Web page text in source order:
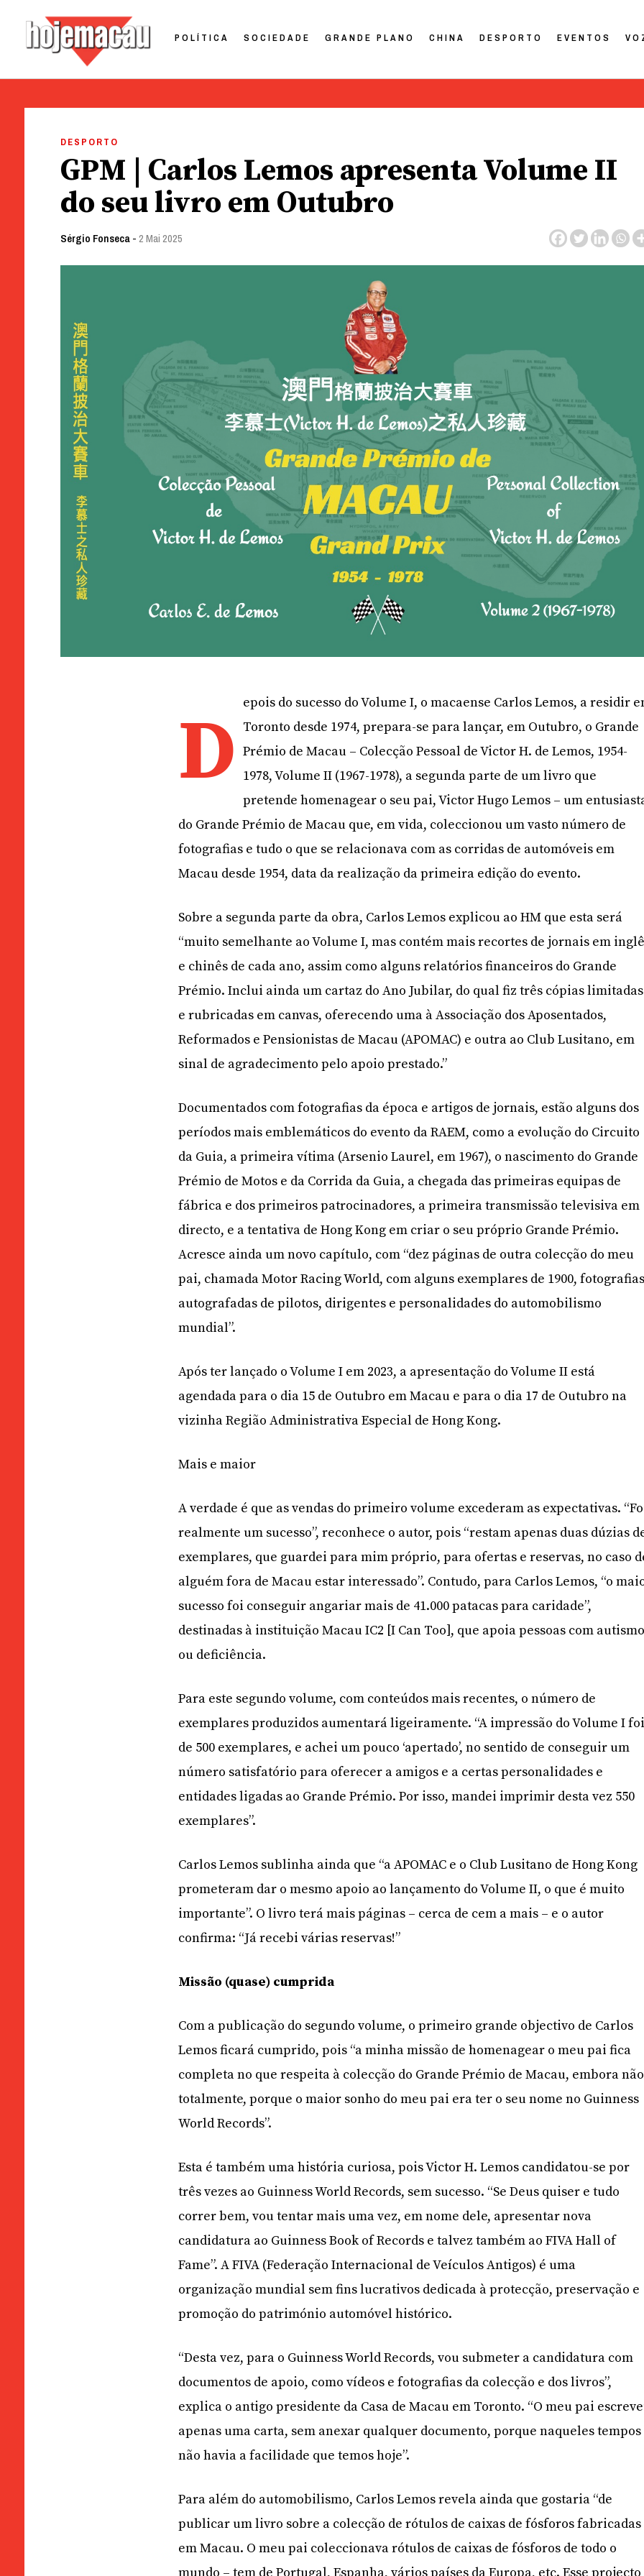
POLÍTICA SOCIEDADE GRANDE PLANO CHINA DESPORTO EVENTOS
DESPORTO
GPM | Carlos Lemos apresenta Volume II
do seu livro em Outubro
Sérgio Fonseca- 2 Mai 2025
D
epois do sucesso do Volume I, o macaense Carlos Lemos, a residir
Toronto desde 1974, prepara-se para lançar, em Outubro, o Grande
Prémio de Macau – Colecção Pessoal de Victor H. de Lemos, 1954-
1978, Volume II (1967-1978), a segunda parte de um livro que
pretende homenagear o seu pai, Victor Hugo Lemos – um
do Grande Prémio de Macau que, em vida, coleccionou um vasto número de
fotografias e tudo o que se relacionava com as corridas de automóveis em
Macau desde 1954, data da realização da primeira edição do evento.
Sobre a segunda parte da obra, Carlos Lemos explicou ao HM que esta será
“muito semelhante ao Volume I, mas contém mais recortes de jornais em
e chinês de cada ano, assim como alguns relatórios financeiros do Grande
Prémio. Inclui ainda um cartaz do Ano Jubilar, do qual fiz três cópias limitadas
e rubricadas em canvas, oferecendo uma à Associação dos Aposentados,
Reformados e Pensionistas de Macau (APOMAC) e outra ao Club Lusitano, em
sinal de agradecimento pelo apoio prestado.”
Documentados com fotografias da época e artigos de jornais, estão alguns dos
períodos mais emblemáticos do evento da RAEM, como a evolução do Circuito
da Guia, a primeira vítima (Arsenio Laurel, em 1967), o nascimento do Grande
Prémio de Motos e da Corrida da Guia, a chegada das primeiras equipas de
fábrica e dos primeiros patrocinadores, a primeira transmissão televisiva em
directo, e a tentativa de Hong Kong em criar o seu próprio Grande Prémio.
Acresce ainda um novo capítulo, com “dez páginas de outra colecção do meu
pai, chamada Motor Racing World, com alguns exemplares de 1900,
autografadas de pilotos, dirigentes e personalidades do automobilismo
mundial”.
Após ter lançado o Volume I em 2023, a apresentação do Volume II está
agendada para o dia 15 de Outubro em Macau e para o dia 17 de Outubro na
vizinha Região Administrativa Especial de Hong Kong.
Mais e maior
A verdade é que as vendas do primeiro volume excederam as expectativas.
realmente um sucesso”, reconhece o autor, pois “restam apenas duas dúzias
exemplares, que guardei para mim próprio, para ofertas e reservas, no caso
alguém fora de Macau estar interessado”. Contudo, para Carlos Lemos, “o
sucesso foi conseguir angariar mais de 41.000 patacas para caridade”,
destinadas à instituição Macau IC2 [I Can Too], que apoia pessoas com
ou deficiência.
Para este segundo volume, com conteúdos mais recentes, o número de
exemplares produzidos aumentará ligeiramente. “A impressão do Volume I
de 500 exemplares, e achei um pouco ‘apertado’, no sentido de conseguir um
número satisfatório para oferecer a amigos e a certas personalidades e
entidades ligadas ao Grande Prémio. Por isso, mandei imprimir desta vez 550
exemplares”.
Carlos Lemos sublinha ainda que “a APOMAC e o Club Lusitano de Hong Kong
prometeram dar o mesmo apoio ao lançamento do Volume II, o que é muito
importante”. O livro terá mais páginas – cerca de cem a mais – e o autor
confirma: “Já recebi várias reservas!”
Missão (quase) cumprida
Com a publicação do segundo volume, o primeiro grande objectivo de Carlos
Lemos ficará cumprido, pois “a minha missão de homenagear o meu pai fica
completa no que respeita à colecção do Grande Prémio de Macau, embora não
totalmente, porque o maior sonho do meu pai era ter o seu nome no Guinness
World Records”.
Esta é também uma história curiosa, pois Victor H. Lemos candidatou-se por
três vezes ao Guinness World Records, sem sucesso. “Se Deus quiser e tudo
correr bem, vou tentar mais uma vez, em nome dele, apresentar nova
candidatura ao Guinness Book of Records e talvez também ao FIVA Hall of
Fame”. A FIVA (Federação Internacional de Veículos Antigos) é uma
organização mundial sem fins lucrativos dedicada à protecção, preservação e
promoção do património automóvel histórico.
“Desta vez, para o Guinness World Records, vou submeter a candidatura com
documentos de apoio, como vídeos e fotografias da colecção e dos livros”,
explica o antigo presidente da Casa de Macau em Toronto. “O meu pai
apenas uma carta, sem anexar qualquer documento, porque naqueles tempos
não havia a facilidade que temos hoje”.
Para além do automobilismo, Carlos Lemos revela ainda que gostaria “de
publicar um livro sobre a colecção de rótulos de caixas de fósforos fabricadas
em Macau. O meu pai coleccionava rótulos de caixas de fósforos de todo o